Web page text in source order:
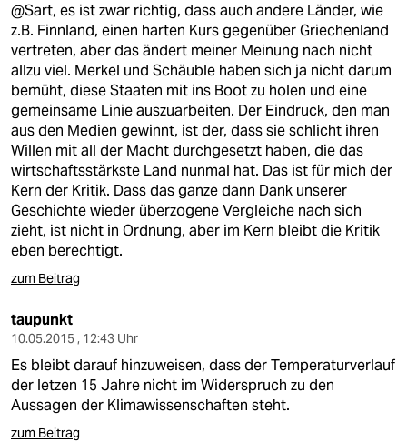
@Sart, es ist zwar richtig, dass auch andere Länder, wie
z.B. Finnland, einen harten Kurs gegenüber Griechenland
vertreten, aber das ändert meiner Meinung nach nicht
allzu viel. Merkel und Schäuble haben sich ja nicht darum
bemüht, diese Staaten mit ins Boot zu holen und eine
gemeinsame Linie auszuarbeiten. Der Eindruck, den man
aus den Medien gewinnt, ist der, dass sie schlicht ihren
Willen mit all der Macht durchgesetzt haben, die das
wirtschaftsstärkste Land nunmal hat. Das ist für mich der
Kern der Kritik. Dass das ganze dann Dank unserer
Geschichte wieder überzogene Vergleiche nach sich
zieht, ist nicht in Ordnung, aber im Kern bleibt die Kritik
eben berechtigt.
zum Beitrag
taupunkt
10.05.2015 , 12:43 Uhr
Es bleibt darauf hinzuweisen, dass der Temperaturverlauf
der letzen 15 Jahre nicht im Widerspruch zu den
Aussagen der Klimawissenschaften steht.
zum Beitrag